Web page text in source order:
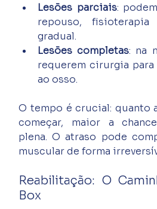
Lesões parciais:
repouso,
gradual.
Lesões completas: na
requerem cirurgia
ao osso.
O tempo é crucial: quanto
começar, maior a
plena. O atraso pode
muscular de forma
Reabilitação: O
Box